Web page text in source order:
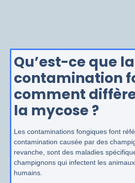
Qu’est-ce que la
contamination
comment
la mycose ?
Les contaminations fongiques font
contamination causée par des
revanche, sont des maladies
champignons qui infectent les
humains.